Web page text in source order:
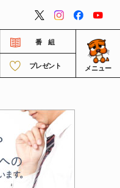
番 組
プレゼント メニュー
について
報